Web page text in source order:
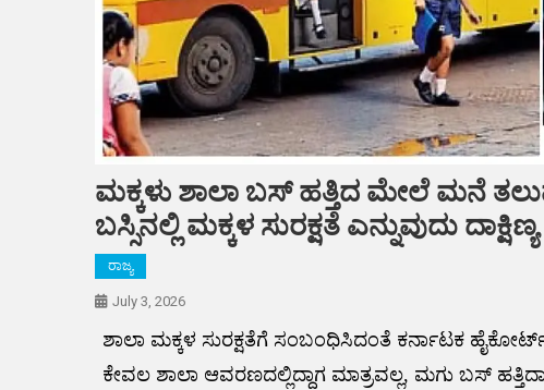
ಮಕ್ಕಳು ಶಾಲಾ ಬಸ್ ಹತ್ತಿದ ಮೇಲೆ ಮನೆ
ಬಸ್ಸಿನಲ್ಲಿ ಮಕ್ಕಳ ಸುರಕ್ಷತೆ ಎನ್ನುವುದು
ರಾಜ್ಯ
July 3, 2026
ಶಾಲಾ ಮಕ್ಕಳ ಸುರಕ್ಷತೆಗೆ ಸಂಬಂಧಿಸಿದಂತೆ ಕರ್ನಾಟಕ
ಕೇವಲ ಶಾಲಾ ಆವರಣದಲ್ಲಿದ್ದಾಗ ಮಾತ್ರವಲ್ಲ, ಮಗು ಬಸ್